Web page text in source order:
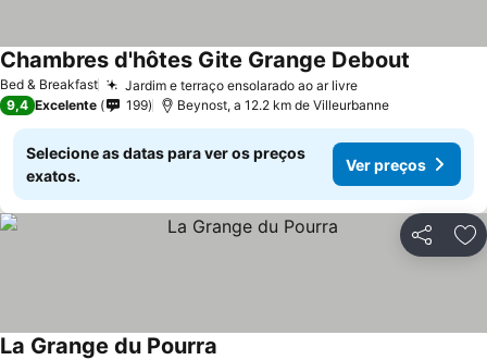
Bed & Breakfast Jardim e terraço ensolarado ao ar livre
Chambres d'hôtes Gite Grange Debout
9,4 Excelente 199 Beynost, a 12.2 km de Villeurbanne
Selecione as datas para ver os preços
exatos.
Ver preços
Partilhar
La Grange du Pourra